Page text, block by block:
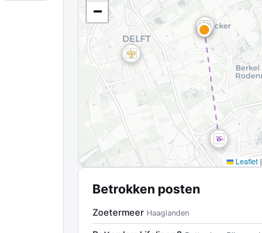
−
Leaflet |
Betrokken posten
Zoetermeer Haaglanden